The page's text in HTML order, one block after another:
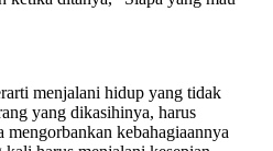
menjalani hidup yang tidak
yang dikasihinya, harus
mengorbankan kebahagiaannya